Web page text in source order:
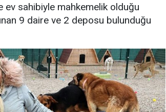
ev sahibiyle mahkemelik olduğu
9 daire ve 2 deposu bulunduğu